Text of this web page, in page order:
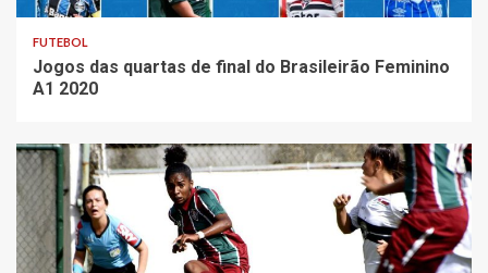
FUTEBOL
Jogos das quartas de final do Brasileirão Feminino
A1 2020